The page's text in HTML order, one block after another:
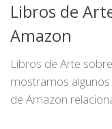
Libros de
Amazon
Libros de Arte
mostramos
de Amazon